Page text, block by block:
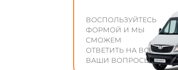
ВОСПОЛЬЗУЙТЕСЬ
ФОРМОЙ И МЫ
СМОЖЕМ
ОТВЕТИТЬ НА ВСЕ
ВАШИ ВОПРОСЫ